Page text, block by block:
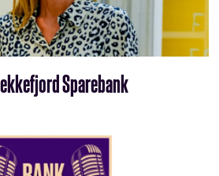
Sparebank